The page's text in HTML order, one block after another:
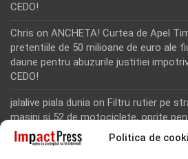
Politica de
CEDO!
Chris on ANCHETA! Curtea de Apel
pretentiile de 50 milioane de euro ale
daune pentru abuzurile justitiei
CEDO!
jalalive piala dunia on Filtru rutier pe
masini si 52 de motociclete, oprite
Rodion Camatoritul on Inca un martor